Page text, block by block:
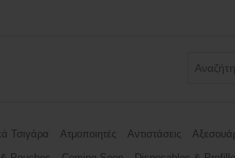
Τσιγάρα Ατμοποιητές Αντιστάσεις